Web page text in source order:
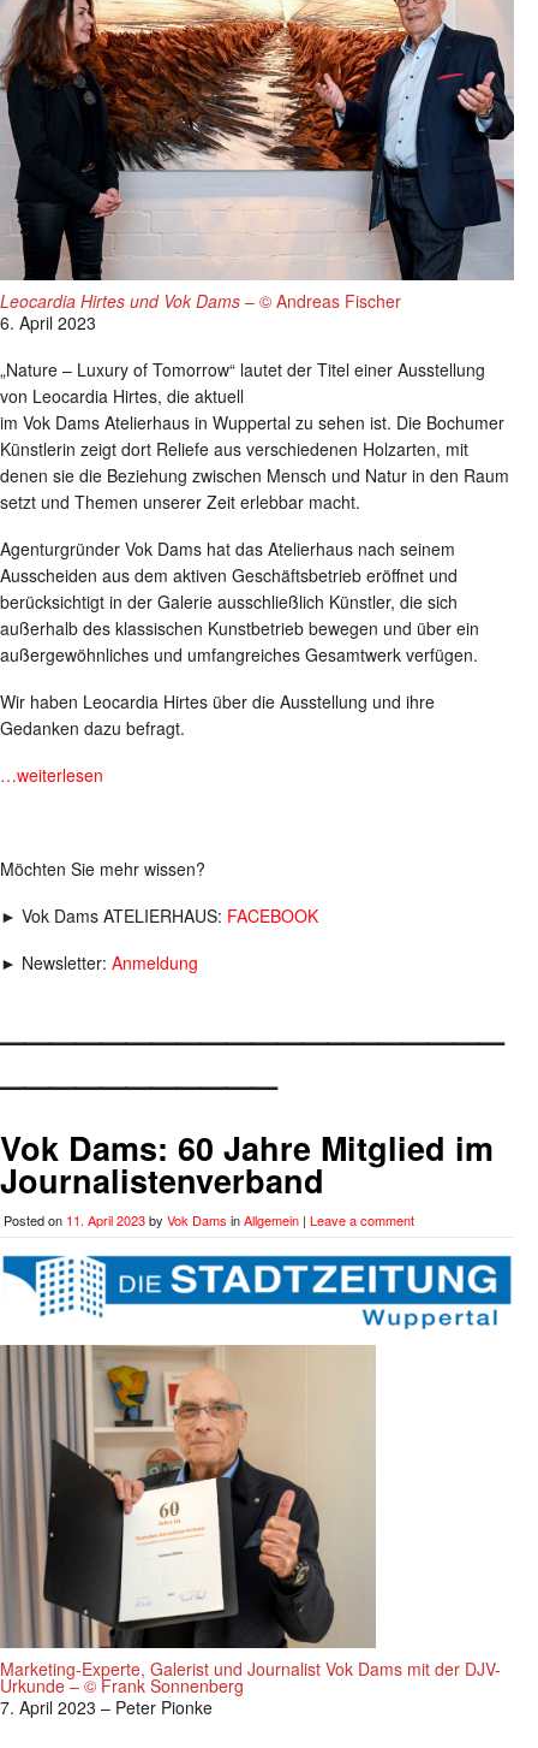
Leocardia Hirtes und Vok Dams – © Andreas Fischer
6. April 2023
„Nature – Luxury of Tomorrow“ lautet der Titel einer Ausstellung
von Leocardia Hirtes, die aktuell
im Vok Dams Atelierhaus in Wuppertal zu sehen ist. Die Bochumer
Künstlerin zeigt dort Reliefe aus verschiedenen Holzarten, mit
denen sie die Beziehung zwischen Mensch und Natur in den Raum
setzt und Themen unserer Zeit erlebbar macht.
Agenturgründer Vok Dams hat das Atelierhaus nach seinem
Ausscheiden aus dem aktiven Geschäftsbetrieb eröffnet und
berücksichtigt in der Galerie ausschließlich Künstler, die sich
außerhalb des klassischen Kunstbetrieb bewegen und über ein
außergewöhnliches und umfangreiches Gesamtwerk verfügen.
Wir haben Leocardia Hirtes über die Ausstellung und ihre
Gedanken dazu befragt.
…weiterlesen
Möchten Sie mehr wissen?
► Vok Dams ATELIERHAUS: FACEBOOK
► Newsletter: Anmeldung
___________
Vok Dams: 60 Jahre Mitglied im
Journalistenverband
Posted on 11. April 2023by Vok Dams inAllgemein | Leave a comment
Marketing-Experte, Galerist und Journalist Vok Dams mit der DJV-
Urkunde – © Frank Sonnenberg
7. April 2023 – Peter Pionke